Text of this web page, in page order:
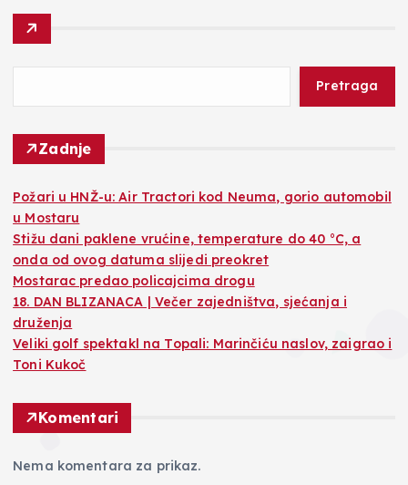
Pretraga
Zadnje
Požari u HNŽ-u: Air Tractori kod Neuma, gorio automobil
u Mostaru
Stižu dani paklene vrućine, temperature do 40 °C, a
onda od ovog datuma slijedi preokret
Mostarac predao policajcima drogu
18. DAN BLIZANACA | Večer zajedništva, sjećanja i
druženja
Veliki golf spektakl na Topali: Marinčiću naslov, zaigrao i
Toni Kukoč
Komentari
Nema komentara za prikaz.